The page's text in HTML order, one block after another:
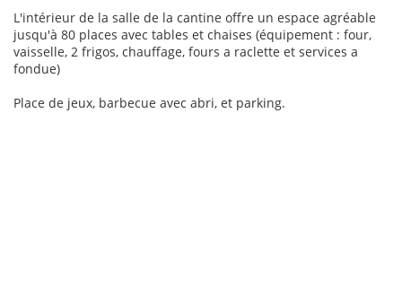
L'intérieur de la salle de la cantine offre un espace agréable
jusqu'à 80 places avec tables et chaises (équipement : four,
vaisselle, 2 frigos, chauffage, fours a raclette et services a
fondue)
Place de jeux, barbecue avec abri, et parking.